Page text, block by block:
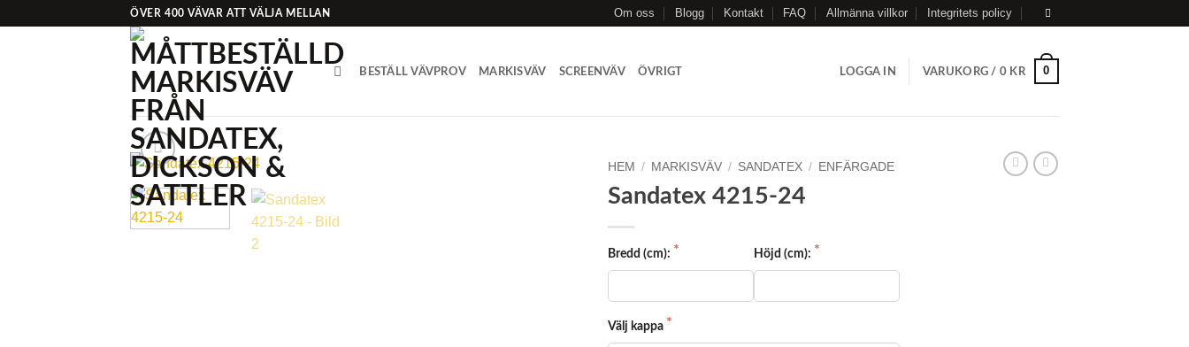
ÖVER 400 VÄVAR ATT VÄLJA MELLAN Om oss Blogg Kontakt FAQ Allmänna villkor Integritets policy
BESTÄLL VÄVPROV MARKISVÄV SCREENVÄV ÖVRIGT LOGGA IN VARUKORG / 0 KR 0
HEM / MARKISVÄV / SANDATEX / ENFÄRGADE
Sandatex 4215-24
Bredd (cm): Höjd (cm):
Välj kappa